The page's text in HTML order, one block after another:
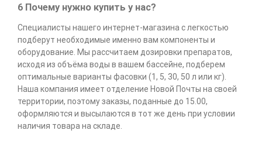
6 Почему нужно купить у нас?
Специалисты нашего интернет-магазина с легкостью
подберут необходимые именно вам компоненты и
оборудование. Мы рассчитаем дозировки препаратов,
исходя из объёма воды в вашем бассейне, подберем
оптимальные варианты фасовки (1, 5, 30, 50 л или кг).
Наша компания имеет отделение Новой Почты на своей
территории, поэтому заказы, поданные до 15.00,
оформляются и высылаются в тот же день при условии
наличия товара на складе.